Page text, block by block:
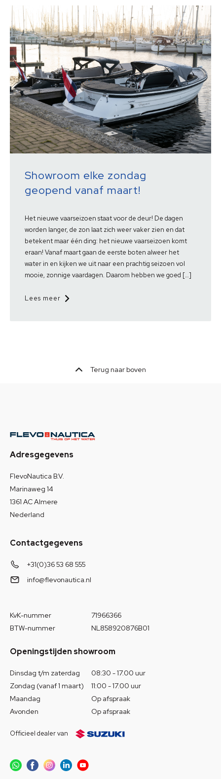
Showroom elke zondag
geopend vanaf maart!
Het nieuwe vaarseizoen staat voor de deur! De dagen
worden langer, de zon laat zich weer vaker zien en dat
betekent maar één ding: het nieuwe vaarseizoen komt
eraan! Vanaf maart gaan de eerste boten alweer het
water in en kijken we uit naar een prachtig seizoen vol
mooie, zonnige vaardagen. Daarom hebben we goed […]
Lees meer
Terug naar boven
Adresgegevens
FlevoNautica B.V.
Marinaweg 14
1361 AC Almere
Nederland
Contactgegevens
+31(0)36 53 68 555
info@flevonautica.nl
KvK-nummer
71966366
BTW-nummer
NL858920876B01
Openingstijden showroom
Dinsdag t/m zaterdag
08:30 - 17.00 uur
Zondag (vanaf 1 maart)
11:00 - 17.00 uur
Maandag
Op afspraak
Avonden
Op afspraak
Officieel dealer van